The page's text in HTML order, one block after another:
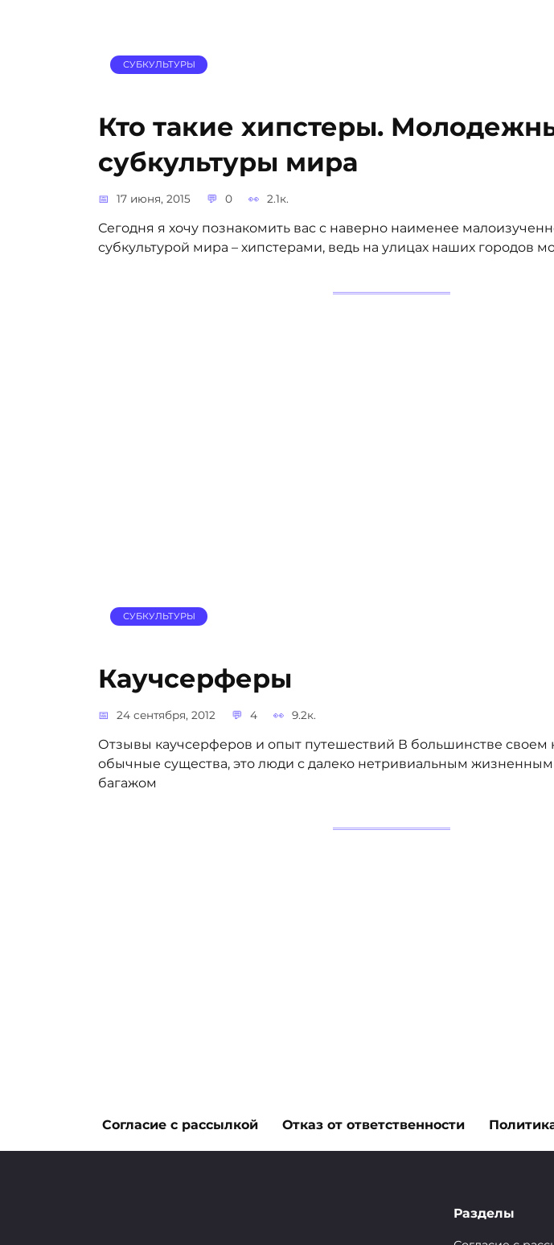
СУБКУЛЬТУРЫ
Кто такие хипстеры.
субкультуры мира
17 июня, 2015 0 2.1к.
Сегодня я хочу познакомить вас с наверно наименее
субкультурой мира – хипстерами, ведь на улицах наших городов
СУБКУЛЬТУРЫ
Каучсерферы
24 сентября, 2012 4 9.2к.
Отзывы каучсерферов и опыт путешествий В большинстве своем
обычные существа, это люди с далеко нетривиальным
багажом
ЛАЙФХАКИ
Согласие с рассылкой Отказ от ответственности
Разделы